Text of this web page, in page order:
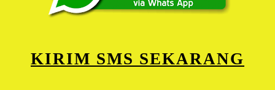
KIRIM SMS SEKARANG